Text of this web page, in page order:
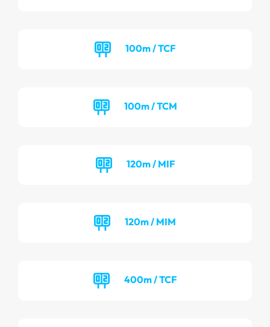
100m / TCF
100m / TCM
120m / MIF
120m / MIM
400m / TCF